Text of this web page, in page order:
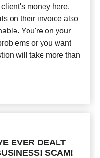
money here.
on their invoice also
You're on your
or you want
will take more than
EVER DEALT
SCAM!